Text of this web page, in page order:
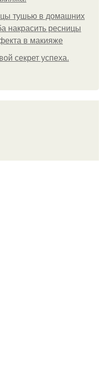
тушью в домашних
накрасить ресницы
в макияже
секрет успеха.